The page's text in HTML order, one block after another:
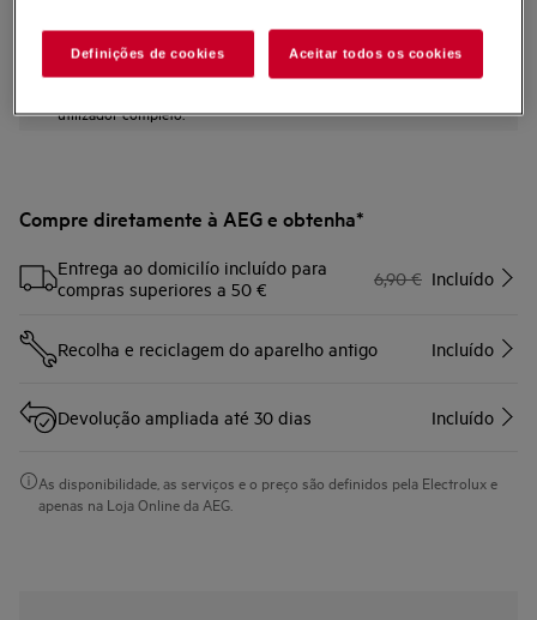
As instruções e avisos de segurança de acordo com o
regulamento da UE 2023/988 estão listados no manual do
utilizador completo.
Compre diretamente à AEG e obtenha*
Entrega ao domicilío incluído para
compras superiores a 50 €
6,90 € Incluído
Recolha e reciclagem do aparelho antigo Incluído
Devolução ampliada até 30 dias Incluído
As disponibilidade, as serviços e o preço são definidos pela Electrolux e
apenas na Loja Online da AEG.
Definições de cookies Aceitar todos os cookies